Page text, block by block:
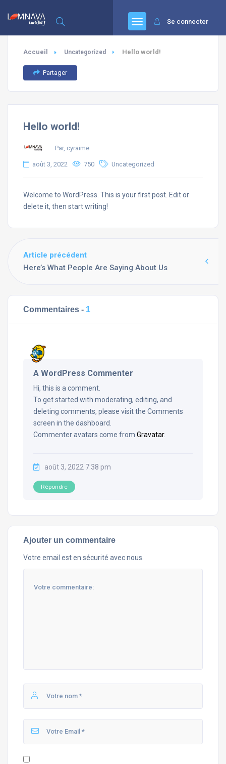
Se connecter
Accueil Uncategorized Hello world!
Partager
Hello world!
Par, cyraime
août 3, 2022 750 Uncategorized
Welcome to WordPress. This is your first post. Edit or
delete it, then start writing!
Article précédent
Here’s What People Are Saying About Us
Commentaires - 1
A WordPress Commenter
Hi, this is a comment.
To get started with moderating, editing, and
deleting comments, please visit the Comments
screen in the dashboard.
Commenter avatars come from Gravatar.
août 3, 2022 7:38 pm
Répondre
Ajouter un commentaire
Votre email est en sécurité avec nous.